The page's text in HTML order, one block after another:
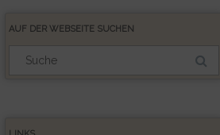
AUF DER WEBSEITE SUCHEN